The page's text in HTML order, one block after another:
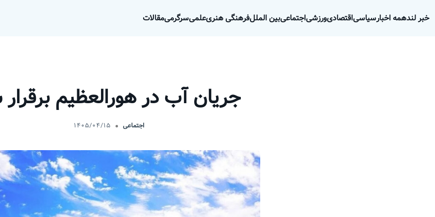
خبر لندهمه اخبارسیاسیاقتصادیورزشیاجتماعیبین المللفرهنگی هنریعلمیسرگرمیمقالات
جریان آب در هورالعظیم
اجتماعی ۱۴۰۵/۰۴/۱۵